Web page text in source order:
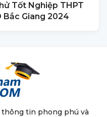
Tốt Nghiệp THPT
Bắc Giang 2024
thông tin phong phú và